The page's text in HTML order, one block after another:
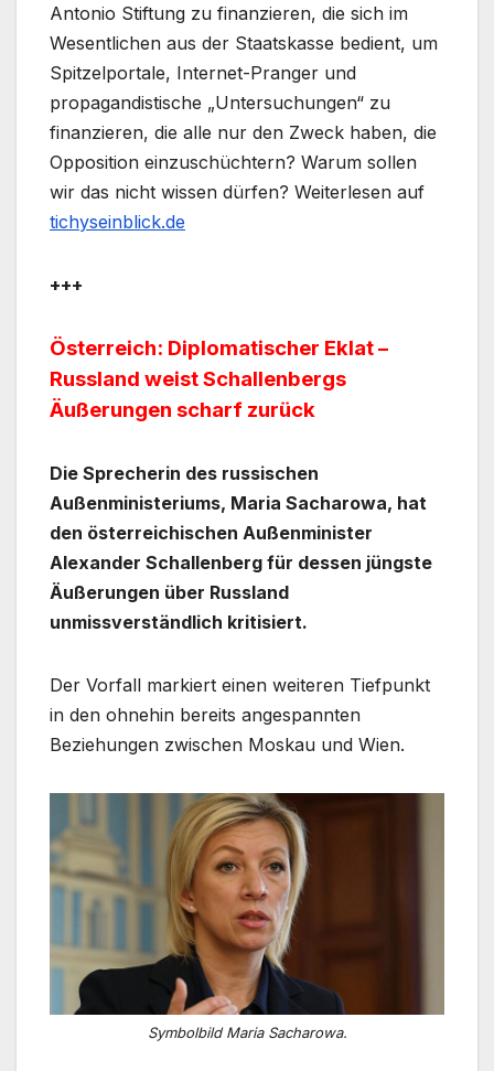
Antonio Stiftung zu finanzieren, die sich im
Wesentlichen aus der Staatskasse bedient, um
Spitzelportale, Internet-Pranger und
propagandistische „Untersuchungen“ zu
finanzieren, die alle nur den Zweck haben, die
Opposition einzuschüchtern? Warum sollen
wir das nicht wissen dürfen? Weiterlesen auf
tichyseinblick.de
+++
Österreich: Diplomatischer Eklat –
Russland weist Schallenbergs
Äußerungen scharf zurück
Die Sprecherin des russischen
Außenministeriums, Maria Sacharowa, hat
den österreichischen Außenminister
Alexander Schallenberg für dessen jüngste
Äußerungen über Russland
unmissverständlich kritisiert.
Der Vorfall markiert einen weiteren Tiefpunkt
in den ohnehin bereits angespannten
Beziehungen zwischen Moskau und Wien.
Symbolbild Maria Sacharowa.